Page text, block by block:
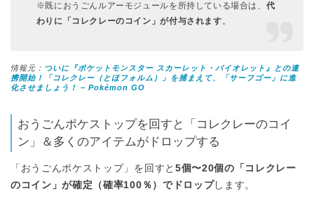
※既におうごんルアーモジュールを所持している場合は、 代
わりに「コレクレーのコイン」が付与されます。
情報元： ついに『ポケットモンスター スカーレット・バイオレット』との連
携開始！「コレクレー（とほフォルム）」を捕まえて、「サーフゴー」に進
化させましょう！ – Pokémon GO
おうごんポケストップを回すと「コレクレーのコイ
ン」＆多くのアイテムがドロップする
「おうごんポケストップ」を回すと 5個〜20個の「コレクレー
のコイン」が確定（確率100％）でドロップします。